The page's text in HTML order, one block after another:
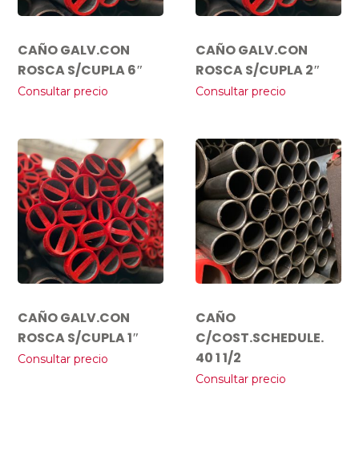
CAÑO GALV.CON
ROSCA S/CUPLA 6″
Consultar precio
CAÑO GALV.CON
ROSCA S/CUPLA 2″
Consultar precio
CAÑO GALV.CON
ROSCA S/CUPLA 1″
Consultar precio
CAÑO
C/COST.SCHEDULE.
40 1 1/2
Consultar precio